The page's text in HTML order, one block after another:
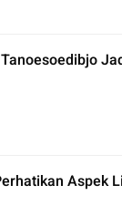
Aspek